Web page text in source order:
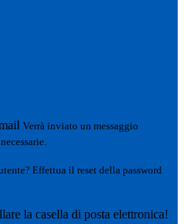
Verrà inviato un messaggio
Effettua il reset della password
la casella di posta elettronica!